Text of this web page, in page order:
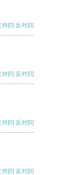
持[0] 反对[0]
持[0] 反对[0]
持[0] 反对[0]
持[0] 反对[0]